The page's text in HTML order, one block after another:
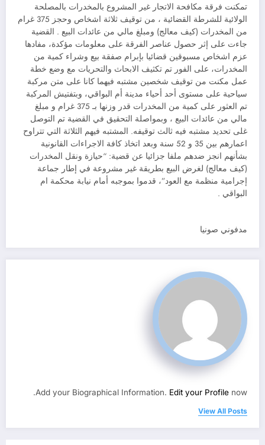
تمكنت فرقة مكافحة الاتجار غير المشروع بالمخدرات بالمصلحة
الولائية للشرطة القضائية ، من توقيف ثلاثة اشخاص وحجز 375 غرام
من المخدرات (كيف معالج) ومبلغ مالي من عائدات البيع . القضية
جاءت على إثر حصول عناصر الفرقة على معلومات مؤكدة، مفادها
عزم اشخاص مسبوقين قضائيا بإبرام صفقة بيع وشراء كمية من
المخدرات، على الفور تم تكثيف الابحاث والتحريات مع وضع خطة
عمل مكنت من توقيف شخصين مشتبه فيهما كانا على متن مركبة
سياحية على مستوى أحد أحياء مدينة أم البواقي، وبتفتيش المركبة
تم العثور على كمية من المخدرات قدر وزنها بـ 375 غرام و مبلغ
مالي من عائدات البيع ، وبمواصلة التحقيق في القضية تم التوصل
غلى تحديد مشتبه فيه ثالث توقيفه. المشتبه فيهم الثلاثة التي تتراوح
اعمارهم بين 35 و 52 سنة وبعد اتخاذ كافة الاجراءات القانونية
بشأنهم انجز ضدهم ملفا جزائيا عن قضية: “حيازة ونقل المخدرات
(كيف معالج) لغرض البيع بطريقة غير مشروعة في إطار جماعة
إجرامية منظمة مع العود”، قدموا بموجبه أمام نيابة محكمة ام
البواقي .
مدفوني صونيا
Add your Biographical Information. Edit your Profile now.
View All Posts